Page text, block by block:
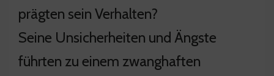
prägten sein Verhalten?
Seine Unsicherheiten und Ängste
führten zu einem zwanghaften